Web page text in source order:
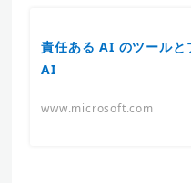
責任ある AI のツール
AI
www.microsoft.com